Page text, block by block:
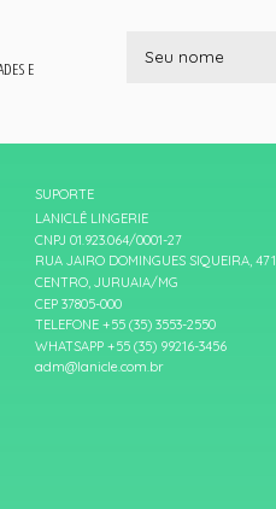
E
SUPORTE
LANICLÊ LINGERIE
CNPJ 01.923.064/0001-27
RUA JAIRO DOMINGUES SIQUEIRA, 471
CENTRO, JURUAIA/MG
CEP 37805-000
TELEFONE +55 (35) 3553-2550
WHATSAPP +55 (35) 99216-3456
adm@lanicle.com.br